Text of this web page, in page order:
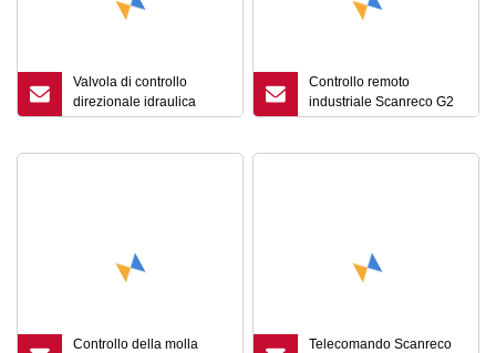
Valvola di controllo
direzionale idraulica
elettro
Controllo remoto
industriale Scanreco G2
del marchio di
Controllo della molla
Telecomando Scanreco